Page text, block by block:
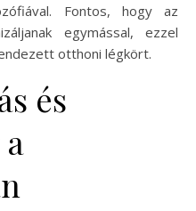
Fontos, hogy az
egymással, ezzel
otthoni légkört.
és